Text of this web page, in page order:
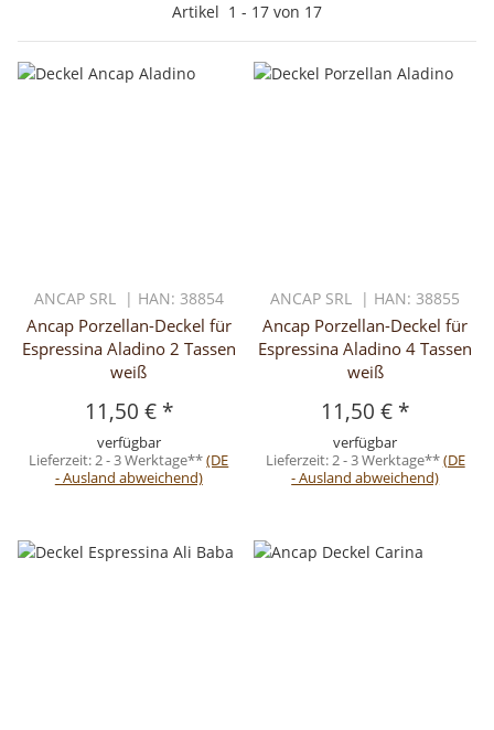
Artikel 1 - 17 von 17
ANCAP SRL | HAN: 38854
Ancap Porzellan-Deckel für
Espressina Aladino 2 Tassen
weiß
11,50 € *
verfügbar
Lieferzeit:2 - 3 Werktage**(DE
- Ausland abweichend)
ANCAP SRL | HAN: 38855
Ancap Porzellan-Deckel für
Espressina Aladino 4 Tassen
weiß
11,50 € *
verfügbar
Lieferzeit:2 - 3 Werktage**(DE
- Ausland abweichend)